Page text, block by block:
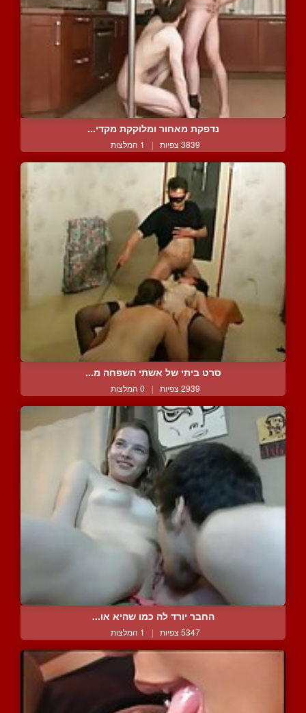
נדפקת מאחור ומלוקקת מקדי...
3839 צפיות | 1 המלצות
סרט ביתי של אשתי השפחה מ...
2939 צפיות | 0 המלצות
החבר יורד לה כמו שהיא או...
5347 צפיות | 1 המלצות